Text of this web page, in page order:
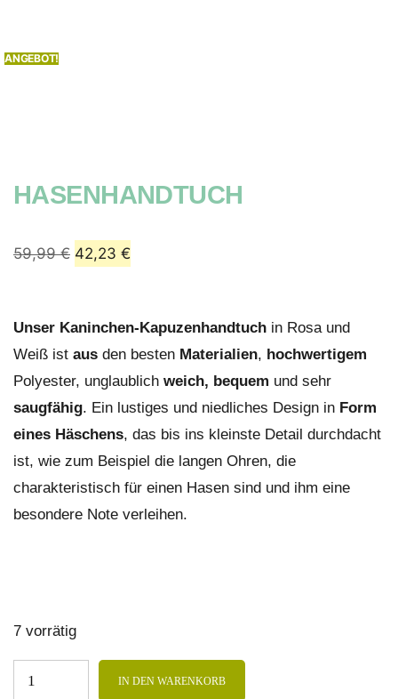
ANGEBOT!
HASENHANDTUCH
59,99€ 42,23 €
Unser Kaninchen-Kapuzenhandtuch in Rosa und
Weiß ist aus den besten Materialien, hochwertigem
Polyester, unglaublich weich, bequem und sehr
saugfähig. Ein lustiges und niedliches Design in Form
eines Häschens, das bis ins kleinste Detail durchdacht
ist, wie zum Beispiel die langen Ohren, die
charakteristisch für einen Hasen sind und ihm eine
besondere Note verleihen.
7 vorrätig
IN DEN WARENKORB